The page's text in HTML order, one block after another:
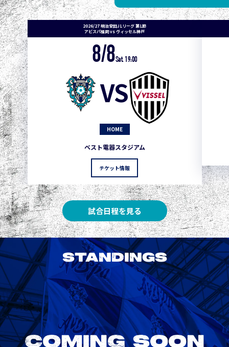
2026/27 明治安田J1リーグ 第1節
アビスパ福岡 vs ヴィッセル神戸
8/8Sat. 19:00
VS
HOME
ベスト電器スタジアム
チケット情報
試合日程を見る
STANDINGS